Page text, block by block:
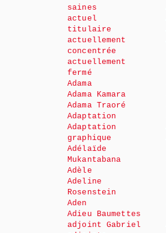
saines
actuel
titulaire
actuellement
concentrée
actuellement
fermé
Adama
Adama Kamara
Adama Traoré
Adaptation
Adaptation
graphique
Adélaïde
Mukantabana
Adèle
Adeline
Rosenstein
Aden
Adieu Baumettes
adjoint Gabriel